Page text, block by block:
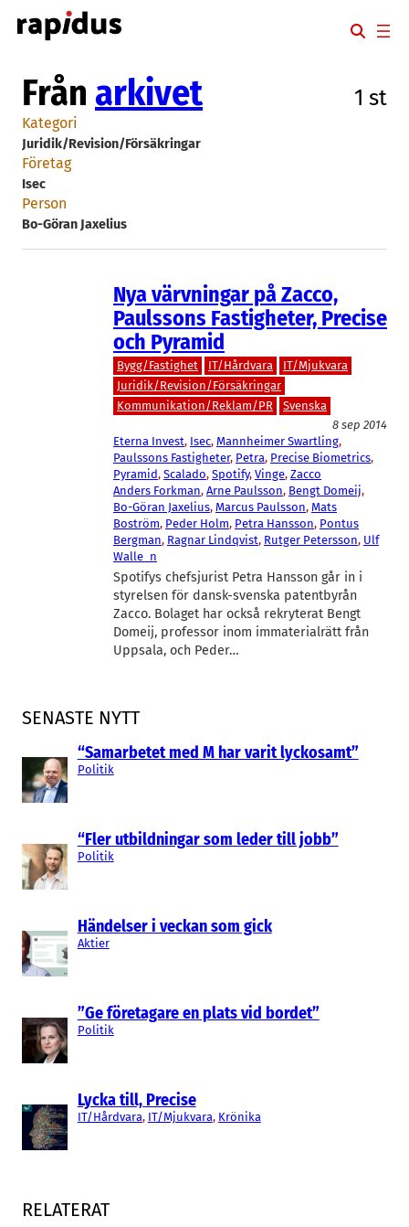
Hoppa
till
SENASTE NYTT
“Samarbetet med M har varit lyckosamt”
Politik
“Fler utbildningar som leder till jobb”
Politik
Händelser i veckan som gick
Aktier
”Ge företagare en plats vid bordet”
Politik
Lycka till, Precise
IT/Hårdvara, IT/Mjukvara, Krönika
Från arkivet 1 st
Kategori
Juridik/Revision/Försäkringar
Företag
Isec
Person
Bo-Göran Jaxelius
Nya värvningar på Zacco,
Paulssons Fastigheter, Precise
och Pyramid
Bygg/Fastighet IT/Hårdvara
IT/Mjukvara
Juridik/Revision/Försäkringar
Kommunikation/Reklam/PR
Svenska
8 sep 2014
Eterna Invest, Isec, Mannheimer Swartling
Paulssons Fastigheter, Petra, Precise Biometrics
Pyramid, Scalado, Spotify, Vinge, Zacco
Anders Forkman, Arne Paulsson, Bengt Domeij
Bo-Göran Jaxelius, Marcus Paulsson, Mats
Boström, Peder Holm, Petra Hansson, Pontus
Bergman, Ragnar Lindqvist, Rutger Petersson, Ulf
Walle_n
Spotifys chefsjurist Petra Hansson går in i
styrelsen för dansk-svenska patentbyrån
Zacco. Bolaget har också rekryterat Bengt
Domeij, professor inom immaterialrätt från
Uppsala, och Peder…
RELATERAT